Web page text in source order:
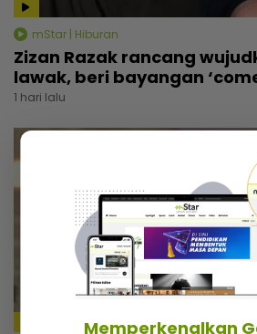
mStar | Hiburan
Zizan Razak rancang
lawak, beri bayangan
1 hari lalu
Memperkenalkan